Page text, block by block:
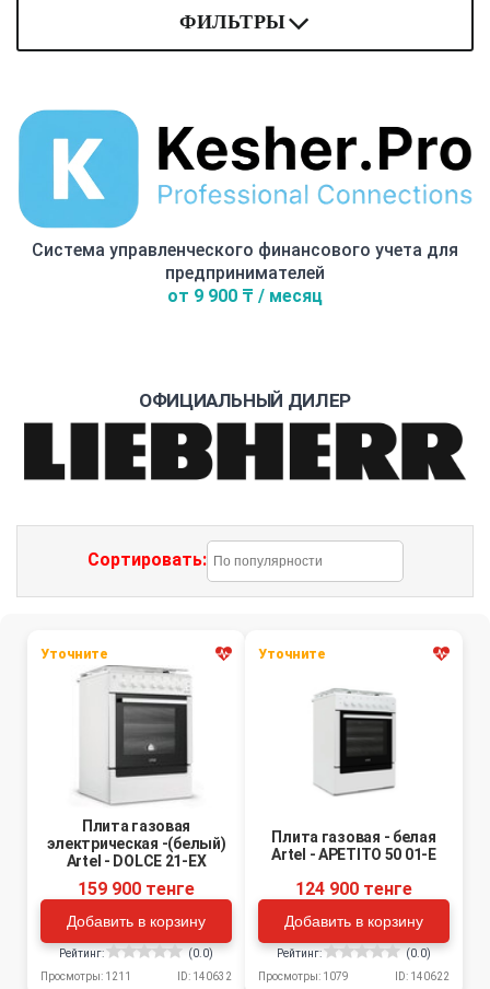
ФИЛЬТРЫ
Система управленческого финансового учета для
предпринимателей
от 9 900 ₸ / месяц
ОФИЦИАЛЬНЫЙ ДИЛЕР
Сортировать:
Уточните
Плита газовая
электрическая -(белый)
Artel - DOLCE 21-EX
159 900 тенге
Добавить в корзину
Рейтинг:
(0.0)
Просмотры: 1211
ID: 140632
Уточните
Плита газовая - белая
Artel - APETITO 50 01-E
124 900 тенге
Добавить в корзину
Рейтинг:
(0.0)
Просмотры: 1079
ID: 140622